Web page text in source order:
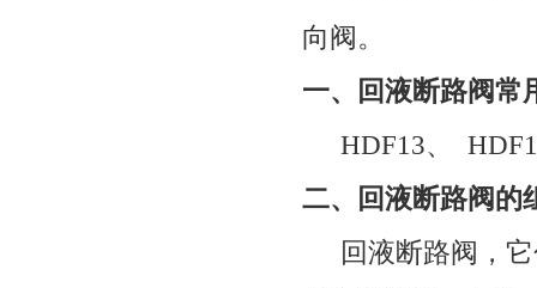
向阀。
一、回液断路阀常
HDF13、
二、回液断路阀的
回液断路阀，